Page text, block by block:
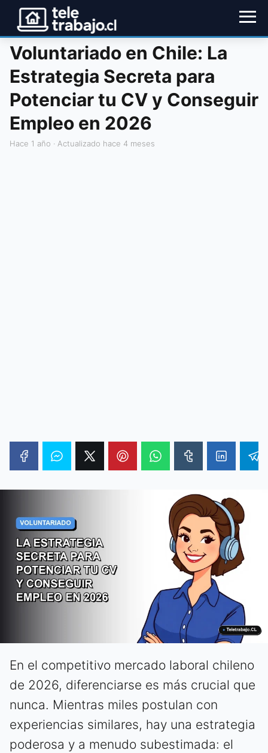
Voluntariado en Chile: La
Estrategia Secreta para
Potenciar tu CV y Conseguir
Empleo en 2026
hace 1 año · Actualizado hace 4 meses
En el competitivo mercado laboral chileno
de 2026, diferenciarse es más crucial que
nunca. Mientras miles postulan con
experiencias similares, hay una estrategia
poderosa y a menudo subestimada: el